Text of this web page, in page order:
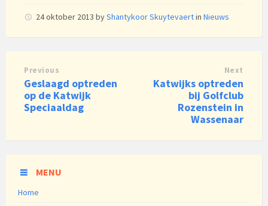
24 oktober 2013 byShantykoor Skuytevaertin Nieuws
Previous
Geslaagd optreden
op de Katwijk
Speciaaldag
Next
Katwijks optreden
bij Golfclub
Rozenstein in
Wassenaar
MENU
Home